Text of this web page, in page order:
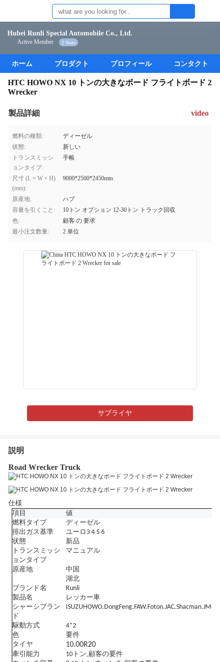
Hubei Runli Special Automobile Co., Ltd.
Active Member 2 Years
ホーム プロダクト プロフィール コンタクト
HTC HOWO NX 10 トンの大きなボード フライトボード 2
Wrecker
製品詳細 video
燃料の種類:
ディーゼル
状態:
新しい
トランスミッシ
ョンタイプ:
手帳
尺寸 (L × W × H)
(mm):
9000*2500*2450mm
原産地:
ハブ
容量を引くこと:
10トン オプション 12-30トン トラック回収
色:
顧客 の 要求
最小注文数量:
2 単位
サプライヤ
説明
Road Wrecker Truck
仕様
項目
値
燃料タイプ
ディーゼル
排出ガス基準
ユーロ3 4 5 6
状態
新品
トランスミッシ
ョンタイプ
マニュアル
原産地
中国
湖北
ブランド名
Runli
製品名
レッカー車
シャーシブラン
ド
ISUZUHOWO.DongFeng.FAW.Foton.JAC.Shacman.JMC
駆動方式 4*2
色
要件
タイヤ
10.00R20
牽引能力 10 トン 顧客の要件